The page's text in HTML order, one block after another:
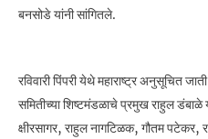
बनसोडे यांनी सांगितले.
रविवारी पिंपरी येथे महाराष्ट्र अनुसूचित
समितीच्या शिष्टमंडळाचे प्रमुख राहुल डंबाळे
क्षीरसागर, राहुल नागटिळक, गौतम